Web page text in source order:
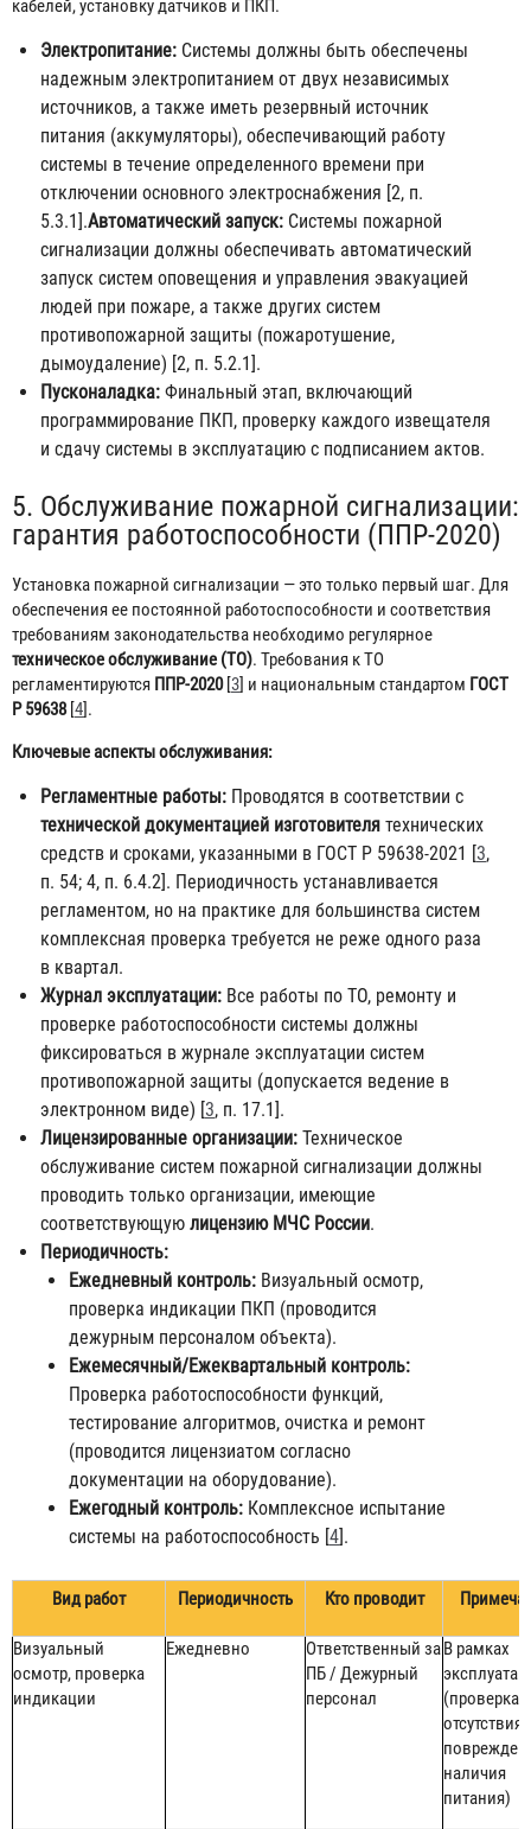
кабелей, установку датчиков и ПКП.
Электропитание: Системы должны быть обеспечены
надежным электропитанием от двух независимых
источников, а также иметь резервный источник
питания (аккумуляторы), обеспечивающий работу
системы в течение определенного времени при
отключении основного электроснабжения [2, п.
5.3.1].Автоматический запуск: Системы пожарной
сигнализации должны обеспечивать автоматический
запуск систем оповещения и управления эвакуацией
людей при пожаре, а также других систем
противопожарной защиты (пожаротушение,
дымоудаление) [2, п. 5.2.1].
Пусконаладка: Финальный этап, включающий
программирование ПКП, проверку каждого извещателя
и сдачу системы в эксплуатацию с подписанием актов.
5. Обслуживание пожарной сигнализации:
гарантия работоспособности (ППР-2020)
Установка пожарной сигнализации — это только первый шаг. Для
обеспечения ее постоянной работоспособности и соответствия
требованиям законодательства необходимо регулярное
техническое обслуживание (ТО). Требования к ТО
регламентируются ППР-2020[3] и национальным стандартом ГОСТ
Р 59638[4].
Ключевые аспекты обслуживания:
Регламентные работы: Проводятся в соответствии с
технической документацией изготовителя технических
средств и сроками, указанными в ГОСТ Р 59638-2021 [3,
п. 54; 4, п. 6.4.2]. Периодичность устанавливается
регламентом, но на практике для большинства систем
комплексная проверка требуется не реже одного раза
в квартал.
Журнал эксплуатации: Все работы по ТО, ремонту и
проверке работоспособности системы должны
фиксироваться в журнале эксплуатации систем
противопожарной защиты (допускается ведение в
электронном виде) [3, п. 17.1].
Лицензированные организации: Техническое
обслуживание систем пожарной сигнализации должны
проводить только организации, имеющие
соответствующую лицензию МЧС России.
Периодичность:
Ежедневный контроль: Визуальный осмотр,
проверка индикации ПКП (проводится
дежурным персоналом объекта).
Ежемесячный/Ежеквартальный контроль:
Проверка работоспособности функций,
тестирование алгоритмов, очистка и ремонт
(проводится лицензиатом согласно
документации на оборудование).
Ежегодный контроль: Комплексное испытание
системы на работоспособность [4].
Вид работ Периодичность Кто проводит
Визуальный
осмотр, проверка
индикации
Ежедневно
Ответственный за
ПБ / Дежурный
персонал
В рамках
(проверка
отсутствия
наличия
питания)